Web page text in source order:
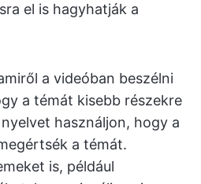
el is hagyhatják a
a videóban beszélni
a témát kisebb részekre
használjon, hogy a
a témát.
is, például